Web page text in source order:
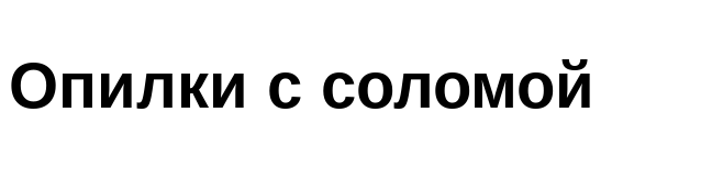
Опилки с соломой